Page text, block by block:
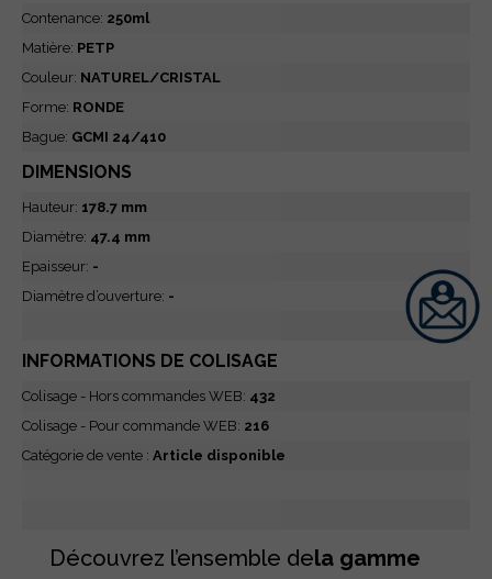
Contenance: 250ml
Matière: PETP
Couleur: NATUREL/CRISTAL
Forme: RONDE
Bague: GCMI 24/410
DIMENSIONS
Hauteur: 178.7 mm
Diamètre: 47.4 mm
Epaisseur: -
Diamètre d’ouverture: -
INFORMATIONS DE COLISAGE
Colisage - Hors commandes WEB: 432
Colisage - Pour commande WEB: 216
Catégorie de vente : Article disponible
Découvrez l’ensemble dela gamme